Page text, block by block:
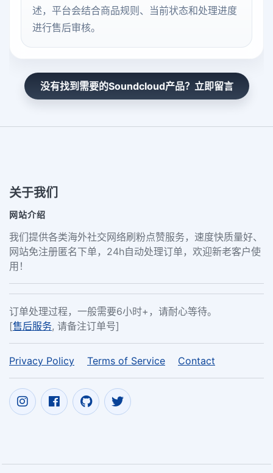
述，平台会结合商品规则、当前状态和处理进度
进行售后审核。
没有找到需要的Soundcloud产品？立即留言
关于我们
网站介绍
我们提供各类海外社交网络刷粉点赞服务，速度快质量好、
网站免注册匿名下单，24h自动处理订单，欢迎新老客户使
用！
订单处理过程，一般需要6小时+，请耐心等待。
[售后服务, 请备注订单号]
Privacy Policy Terms of Service Contact